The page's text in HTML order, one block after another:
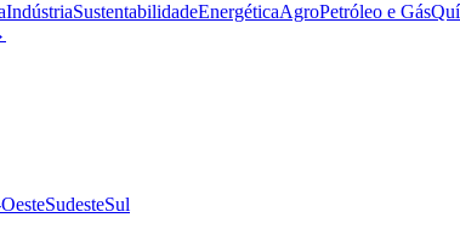
IndústriaSustentabilidadeEnergéticaAgroPetróleo e Gás
SudesteSul